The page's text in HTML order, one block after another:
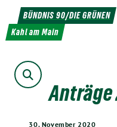
Weiter
zum
Inhalt
BÜNDNIS 90/DIE GRÜNEN
Kahl am Main
Suche
Anträge
30. November 2020